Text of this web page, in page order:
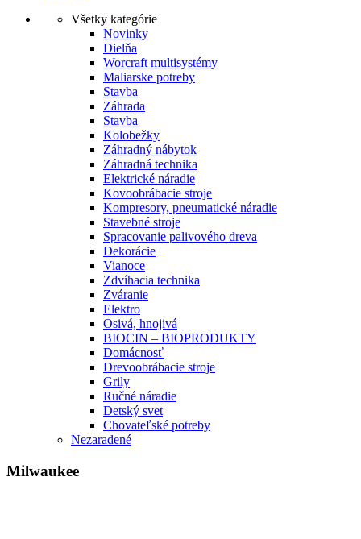
Všetky kategórie
Novinky
Dielňa
Worcraft multisystémy
Maliarske potreby
Stavba
Záhrada
Stavba
Kolobežky
Záhradný nábytok
Záhradná technika
Elektrické náradie
Kovoobrábacie stroje
Kompresory, pneumatické náradie
Stavebné stroje
Spracovanie palivového dreva
Dekorácie
Vianoce
Zdvíhacia technika
Zváranie
Elektro
Osivá, hnojivá
BIOCIN – BIOPRODUKTY
Domácnosť
Drevoobrábacie stroje
Grily
Ručné náradie
Detský svet
Chovateľské potreby
Nezaradené
Milwaukee